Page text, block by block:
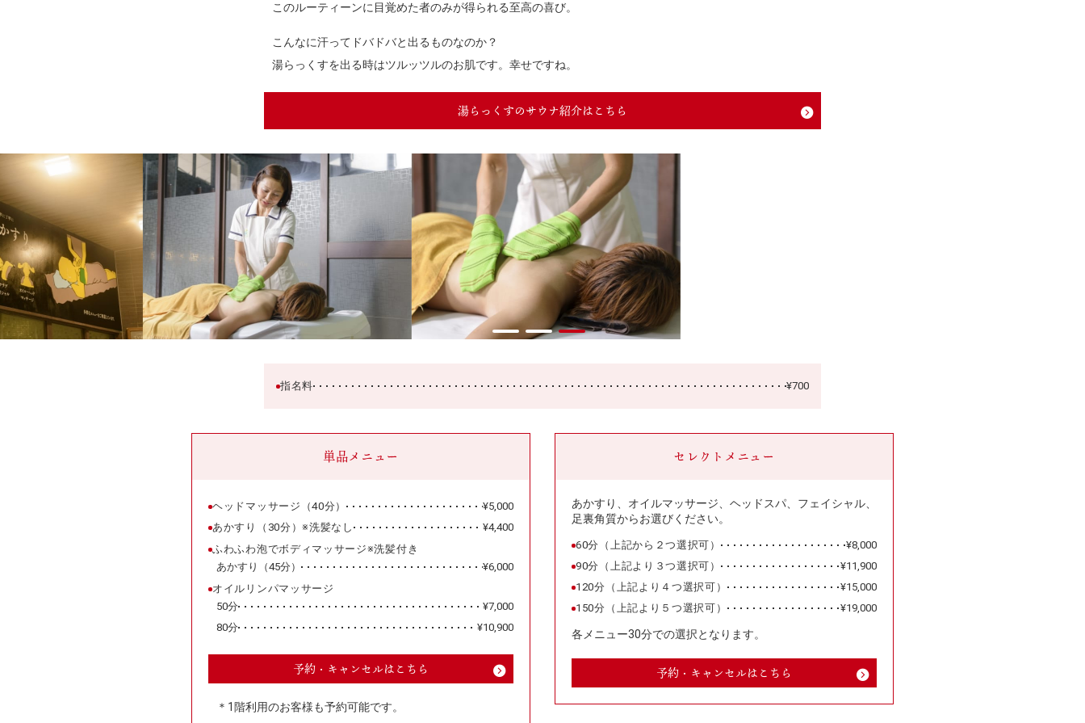
このルーティーンに目覚めた者のみが得られる至高の喜び。
こんなに汗ってドバドバと出るものなのか？
湯らっくすを出る時はツルッツルのお肌です。幸せですね。
湯らっくすのサウナ紹介はこちら
指名料 ¥700
単品メニュー
ヘッドマッサージ（40分）
¥5,000
あかすり（30分）※洗髪なし
¥4,400
ふわふわ泡でボディマッサージ※洗髪付き
あかすり（45分）
¥6,000
オイルリンパマッサージ
50分
¥7,000
80分
¥10,900
予約・キャンセルはこちら
＊1階利用のお客様も予約可能です。
セレクトメニュー
あかすり、オイルマッサージ、ヘッドスパ、フェイシャル、
足裏角質からお選びください。
60分（上記から２つ選択可）
¥8,000
90分（上記より３つ選択可）
¥11,900
120分（上記より４つ選択可）
¥15,000
150分（上記より５つ選択可）
¥19,000
各メニュー30分での選択となります。
予約・キャンセルはこちら